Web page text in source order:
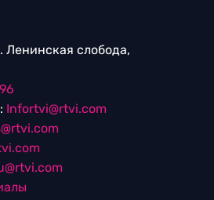
Ленинская слобода,
Infortvi@rtvi.com